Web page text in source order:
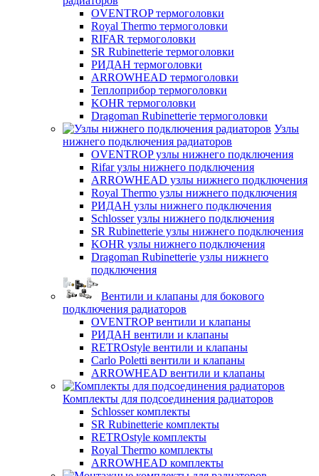
OVENTROP термоголовки
Royal Thermo термоголовки
RIFAR термоголовки
SR Rubinetterie термоголовки
РИДАН термоголовки
ARROWHEAD термоголовки
Теплоприбор термоголовки
KOHR термоголовки
Dragoman Rubinetterie термоголовки
Узлы
нижнего подключения радиаторов
OVENTROP узлы нижнего подключения
Rifar узлы нижнего подключения
ARROWHEAD узлы нижнего подключения
Royal Thermo узлы нижнего подключения
РИДАН узлы нижнего подключения
Schlosser узлы нижнего подключения
SR Rubinetterie узлы нижнего подключения
KOHR узлы нижнего подключения
Dragoman Rubinetterie узлы нижнего
подключения
Вентили и клапаны для бокового
подключения радиаторов
OVENTROP вентили и клапаны
РИДАН вентили и клапаны
RETROstyle вентили и клапаны
Carlo Poletti вентили и клапаны
ARROWHEAD вентили и клапаны
Комплекты для подсоединения радиаторов
Schlosser комплекты
SR Rubinetterie комплекты
RETROstyle комплекты
Royal Thermo комплекты
ARROWHEAD комплекты